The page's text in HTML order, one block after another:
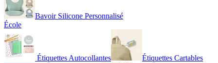
Bavoir Silicone Personnalisé
École
Étiquettes Autocollantes Étiquettes Cartables